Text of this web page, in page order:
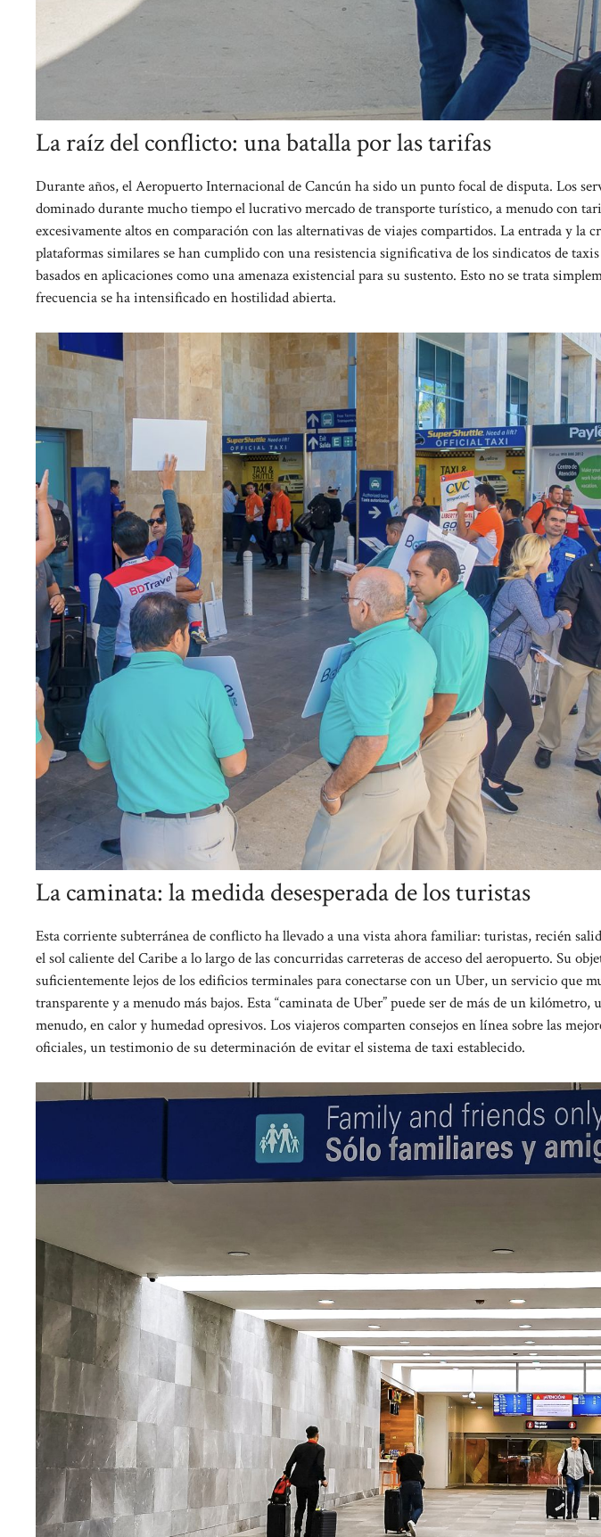
La raíz del conflicto: una batalla por las tarifas
Durante años, el Aeropuerto Internacional de Cancún ha sido un punto focal de disputa. Los
dominado durante mucho tiempo el lucrativo mercado de transporte turístico, a menudo con
excesivamente altos en comparación con las alternativas de viajes compartidos. La entrada y la
plataformas similares se han cumplido con una resistencia significativa de los sindicatos de
basados ​​en aplicaciones como una amenaza existencial para su sustento. Esto no se trata
frecuencia se ha intensificado en hostilidad abierta.
La caminata: la medida desesperada de los turistas
Esta corriente subterránea de conflicto ha llevado a una vista ahora familiar: turistas, recién
el sol caliente del Caribe a lo largo de las concurridas carreteras de acceso del aeropuerto. Su
suficientemente lejos de los edificios terminales para conectarse con un Uber, un servicio que
transparente y a menudo más bajos. Esta “caminata de Uber” puede ser de más de un
menudo, en calor y humedad opresivos. Los viajeros comparten consejos en línea sobre las
oficiales, un testimonio de su determinación de evitar el sistema de taxi establecido.